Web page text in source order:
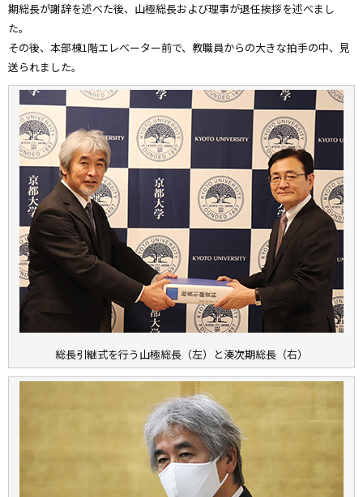
期総長が謝辞を述べた後、山極総長および理事が退任挨拶を述べまし
た。
その後、本部棟1階エレベーター前で、教職員からの大きな拍手の中、見
送られました。
総長引継式を行う山極総長（左）と湊次期総長（右）